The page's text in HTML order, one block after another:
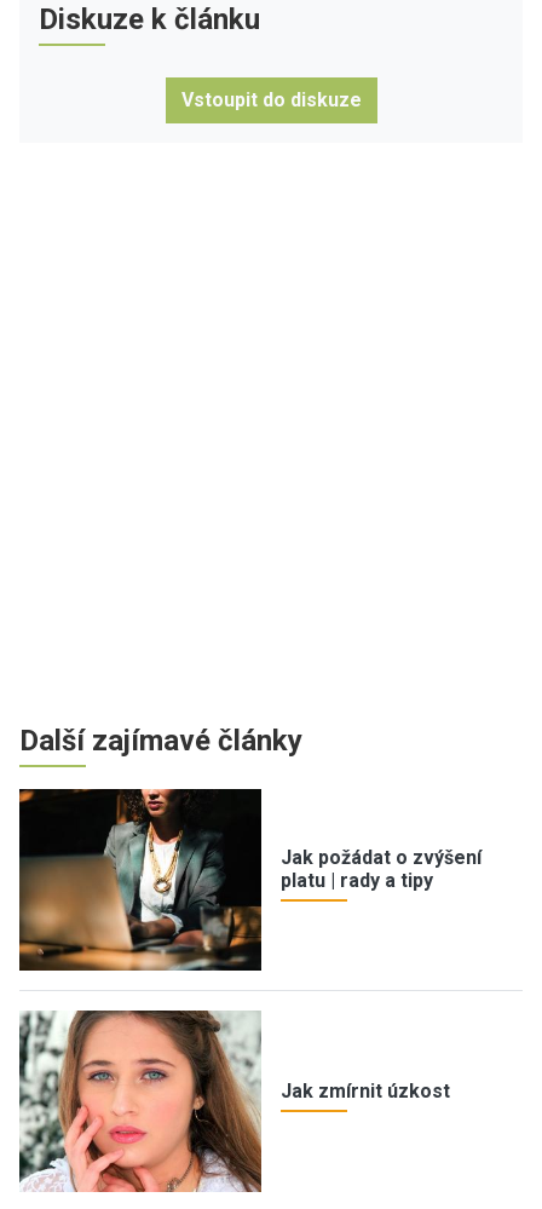
Diskuze k článku
Vstoupit do diskuze
Další zajímavé články
Jak požádat o zvýšení
platu | rady a tipy
Jak zmírnit úzkost